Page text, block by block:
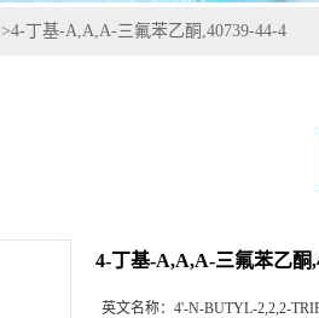
>4-丁基-Α,Α,Α-三氟苯乙酮,40739-44-4
4-丁基-Α,Α,Α-三氟苯乙酮
英文名称： 4'-N-BUTYL-2,2,2-